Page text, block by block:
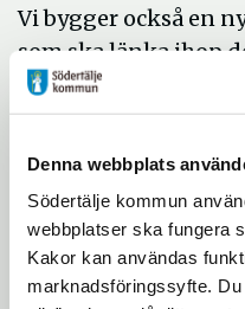
Denna webbplats
Södertälje kommun
webbplatser ska fungera
Kakor kan användas
marknadsföringssyfte.
Vi bygger också en
som ska länka ihop
cykelvägen mellan
ska gå från
Enhörnaleden till